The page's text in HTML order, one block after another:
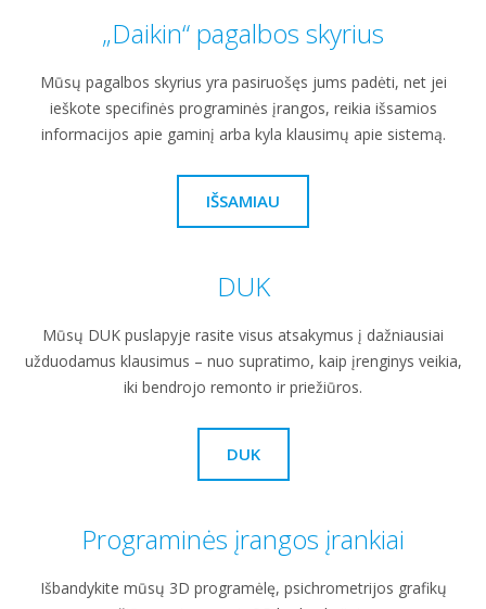
„Daikin“ pagalbos skyrius
Mūsų pagalbos skyrius yra pasiruošęs jums padėti, net jei
ieškote specifinės programinės įrangos, reikia išsamios
informacijos apie gaminį arba kyla klausimų apie sistemą.
IŠSAMIAU
DUK
Mūsų DUK puslapyje rasite visus atsakymus į dažniausiai
užduodamus klausimus – nuo supratimo, kaip įrenginys veikia,
iki bendrojo remonto ir priežiūros.
DUK
Programinės įrangos įrankiai
Išbandykite mūsų 3D programėlę, psichrometrijos grafikų